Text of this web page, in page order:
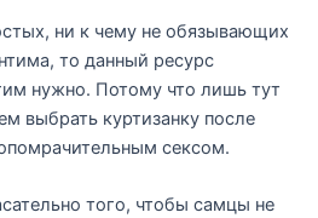
ни к чему не обязывающих
то данный ресурс
нужно. Потому что лишь тут
выбрать куртизанку после
сексом.
того, чтобы самцы не